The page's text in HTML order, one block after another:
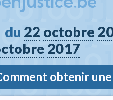
du 22 octobre
2017
obtenir